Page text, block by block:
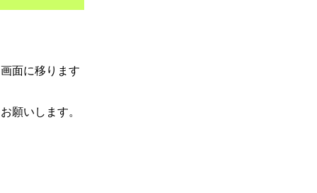
面に移ります
願いします。